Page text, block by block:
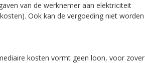
van de werknemer aan elektriciteit
Ook kan de vergoeding niet worden
kosten vormt geen loon, voor zover